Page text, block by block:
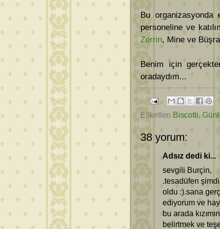
Bu
personeline ve
Zerrin, Mine ve
Benim için
oradaydım...
Etiketler: Biscotti,
38 yorum:
Adsız dedi ki...
sevgili Burçin,
.tesadüfen
oldu :).sana
ediyorum ve
bu arada
belirtmek ve